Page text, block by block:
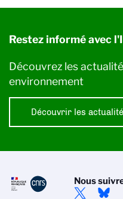
Restez informé avec
Découvrez les
environnement
Découvrir les
Nous